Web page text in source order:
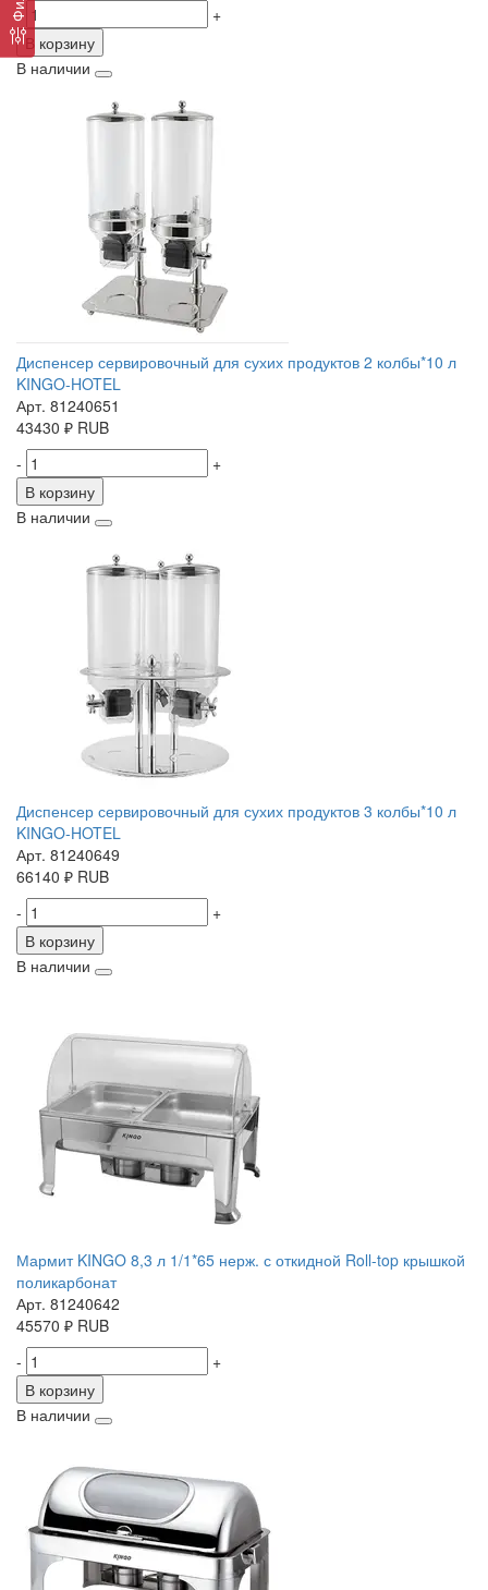
-
+
В корзину
В наличии
Диспенсер сервировочный для сухих продуктов 2 колбы*10 л
KINGO-HOTEL
Арт. 81240651
43430 ₽ RUB
-
+
В корзину
В наличии
Диспенсер сервировочный для сухих продуктов 3 колбы*10 л
KINGO-HOTEL
Арт. 81240649
66140 ₽ RUB
-
+
В корзину
В наличии
Мармит KINGO 8,3 л 1/1*65 нерж. с откидной Roll-top крышкой
поликарбонат
Арт. 81240642
45570 ₽ RUB
-
+
В корзину
В наличии